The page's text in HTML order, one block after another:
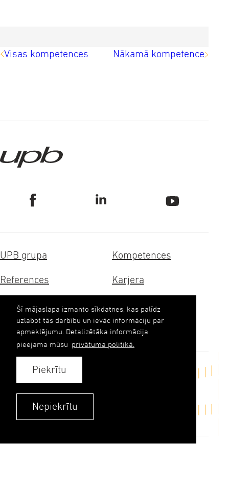
Šī mājaslapa izmanto sīkdatnes, kas palīdz
uzlabot tās darbību un ievāc informāciju par
apmeklējumu. Detalizētāka informācija
pieejama mūsu privātuma politikā.
Nepiekrītu
Piekrītu
Visas kompetences Nākamā kompetence
UPB grupa Kompetences
References Karjera
Sertifikāti Ilgtspēja
Kontakti
Sazināties
upb(abols)upb.lv
+371 6348 9333